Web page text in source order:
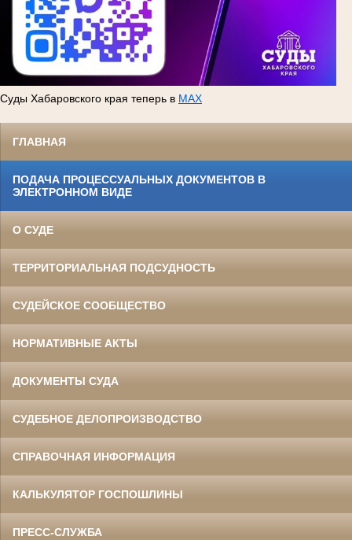
Суды Хабаровского края теперь в MAX
ГЛАВНАЯ
ПОДАЧА ПРОЦЕССУАЛЬНЫХ ДОКУМЕНТОВ В
ЭЛЕКТРОННОМ ВИДЕ
О СУДЕ
ТЕРРИТОРИАЛЬНАЯ ПОДСУДНОСТЬ
СУДЕЙСКОЕ СООБЩЕСТВО
НОРМАТИВНЫЕ АКТЫ
ДОКУМЕНТЫ СУДА
СУДЕБНОЕ ДЕЛОПРОИЗВОДСТВО
СПРАВОЧНАЯ ИНФОРМАЦИЯ
КАЛЬКУЛЯТОР ГОСПОШЛИНЫ
ПРЕСС-СЛУЖБА